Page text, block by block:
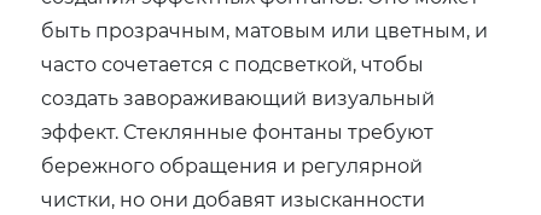
быть прозрачным‚ матовым или цветным‚ и
часто сочетается с подсветкой‚ чтобы
создать завораживающий визуальный
эффект. Стеклянные фонтаны требуют
бережного обращения и регулярной
чистки‚ но они добавят изысканности